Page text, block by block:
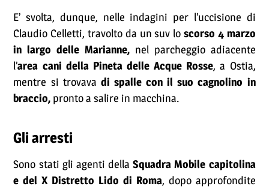
E’ svolta, dunque, nelle indagini per l’uccisione di
Claudio Celletti, travolto da un suv loscorso 4 marzo
in largo delle Marianne, nel parcheggio adiacente
l’area cani della Pineta delle Acque Rosse, a Ostia,
mentre si trovava di spalle con il suo cagnolino in
braccio, pronto a salire in macchina.
Gli arresti
Sono stati gli agenti dellaSquadra Mobile capitolina
e del X Distretto Lido di Roma, dopo approfondite